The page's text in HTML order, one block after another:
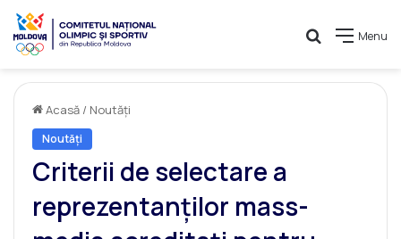
Menu
Caută
Acasă / Noutăți
Noutăți
Criterii de selectare a
reprezentanților mass-